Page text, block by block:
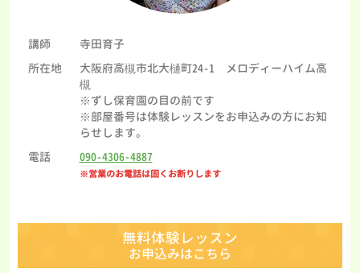
講師
寺田育子
所在地
大阪府高槻市北大樋町24-1 メロディーハイム高
槻
※ずし保育園の目の前です
※部屋番号は体験レッスンをお申込みの方にお知
らせします。
電話
090-4306-4887
※営業のお電話は固くお断りします
無料体験レッスン
お申込みはこちら